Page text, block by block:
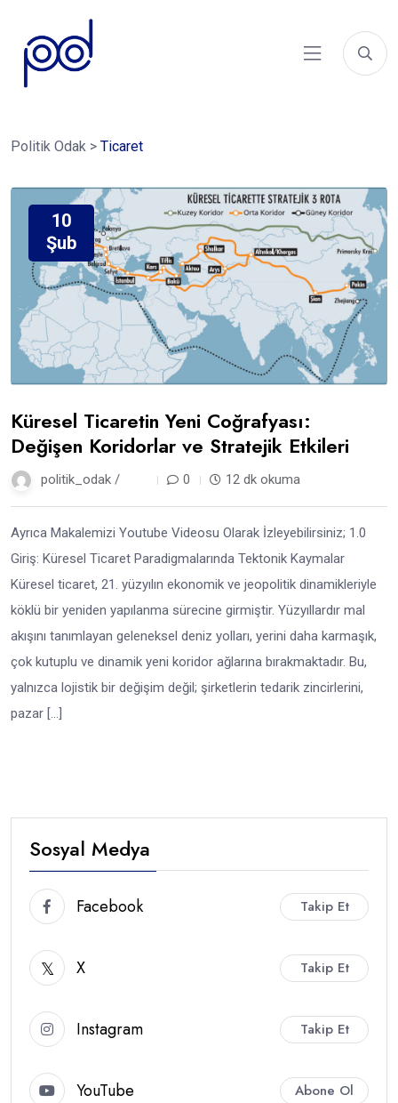
Politik Odak > Ticaret
10
Şub
Küresel Ticaretin Yeni Coğrafyası:
Değişen Koridorlar ve Stratejik Etkileri
politik_odak / 0 12 dk okuma
Ayrıca Makalemizi Youtube Videosu Olarak İzleyebilirsiniz; 1.0
Giriş: Küresel Ticaret Paradigmalarında Tektonik Kaymalar
Küresel ticaret, 21. yüzyılın ekonomik ve jeopolitik dinamikleriyle
köklü bir yeniden yapılanma sürecine girmiştir. Yüzyıllardır mal
akışını tanımlayan geleneksel deniz yolları, yerini daha karmaşık,
çok kutuplu ve dinamik yeni koridor ağlarına bırakmaktadır. Bu,
yalnızca lojistik bir değişim değil; şirketlerin tedarik zincirlerini,
pazar […]
Sosyal Medya
Facebook Takip Et
X Takip Et
Instagram Takip Et
YouTube Abone Ol